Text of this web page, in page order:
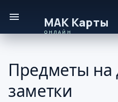
И
ц
– руководство
Что это
Заметки
Предметы на
заметки